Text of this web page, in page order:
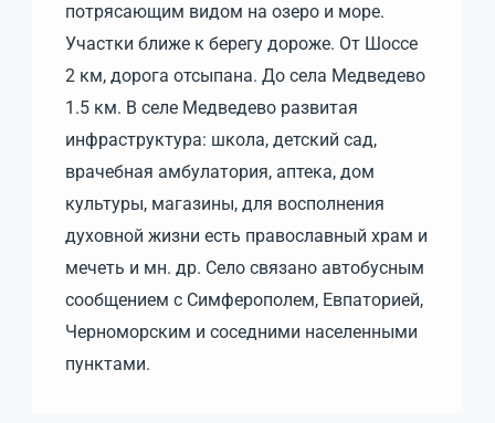
потрясающим видом на озеро и море.
Участки ближе к берегу дороже. От Шоссе
2 км, дорога отсыпана. До села Медведево
1.5 км. В селе Медведево развитая
инфраструктура: школа, детский сад,
врачебная амбулатория, аптека, дом
культуры, магазины, для восполнения
духовной жизни есть православный храм и
мечеть и мн. др. Село связано автобусным
сообщением с Симферополем, Евпаторией,
Черноморским и соседними населенными
пунктами.